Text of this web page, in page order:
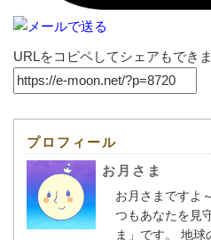
URLをコピペしてシェアもできま
プロフィール
お月さま
お月さまですよ
つもあなたを見
ま」です。 地球